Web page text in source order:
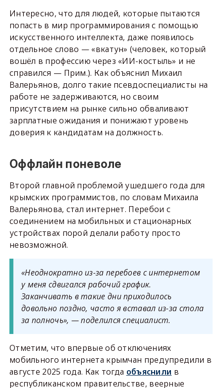
Интересно, что для людей, которые пытаются
попасть в мир программирования с помощью
искусственного интеллекта, даже появилось
отдельное слово — «вкатун» (человек, который
вошёл в профессию через «ИИ-костыль» и не
справился — Прим.). Как объяснил Михаил
Валерьянов, долго такие псевдоспециалисты на
работе не задерживаются, но своим
присутствием на рынке сильно обваливают
зарплатные ожидания и понижают уровень
доверия к кандидатам на должность.
Оффлайн поневоле
Второй главной проблемой ушедшего года для
крымских программистов, по словам Михаила
Валерьянова, стал интернет. Перебои с
соединением на мобильных и стационарных
устройствах порой делали работу просто
невозможной.
«Неоднократно из-за перебоев с интернетом
у меня сдвигался рабочий график.
Заканчивать в такие дни приходилось
довольно поздно, часто я вставал из-за стола
за полночь», — поделился специалист.
Отметим, что впервые об отключениях
мобильного интернета крымчан предупредили в
августе 2025 года. Как тогда объяснили в
республиканском правительстве, веерные